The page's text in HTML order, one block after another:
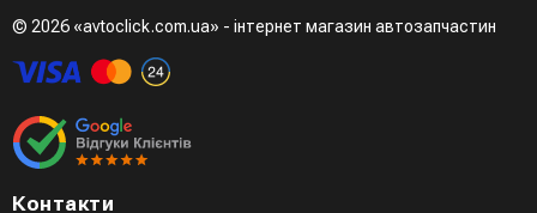
© 2026 «avtoclick.com.ua» - інтернет магазин автозапчастин
Контакти